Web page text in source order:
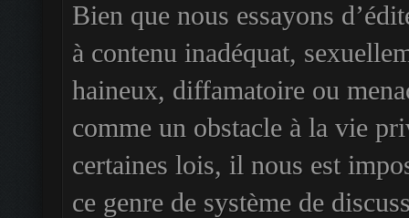
Bien que nous essayons
à contenu inadéquat,
haineux, diffamatoire ou
comme un obstacle à la vie
certaines lois, il nous est
ce genre de système de